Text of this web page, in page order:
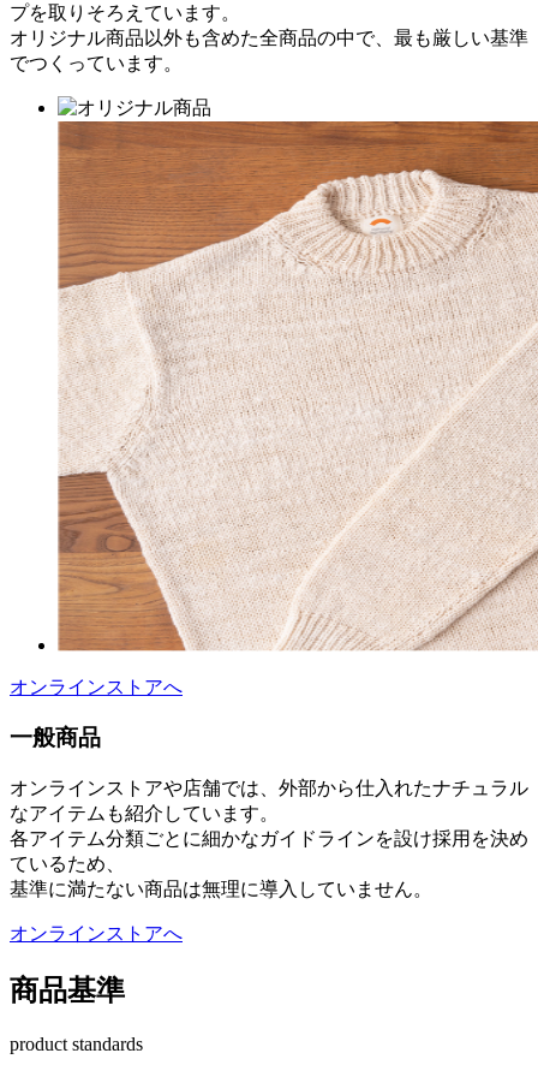
プを取りそろえています。
オリジナル商品以外も含めた全商品の中で、最も厳しい基準
でつくっています。
オンラインストアへ
一般商品
オンラインストアや店舗では、外部から仕入れたナチュラル
なアイテムも紹介しています。
各アイテム分類ごとに細かなガイドラインを設け採用を決め
ているため、
基準に満たない商品は無理に導入していません。
オンラインストアへ
商品基準
product standards